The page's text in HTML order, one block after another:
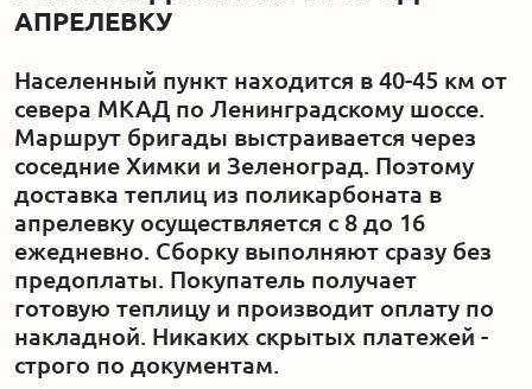
АПРЕЛЕВКУ
Населенный пункт находится в 40-45 км от
севера МКАД по Ленинградскому шоссе.
Маршрут бригады выстраивается через
соседние Химки и Зеленоград. Поэтому
доставка теплиц из поликарбоната в
апрелевку осуществляется с 8 до 16
ежедневно. Сборку выполняют сразу без
предоплаты. Покупатель получает
готовую теплицу и производит оплату по
накладной. Никаких скрытых платежей -
строго по документам.